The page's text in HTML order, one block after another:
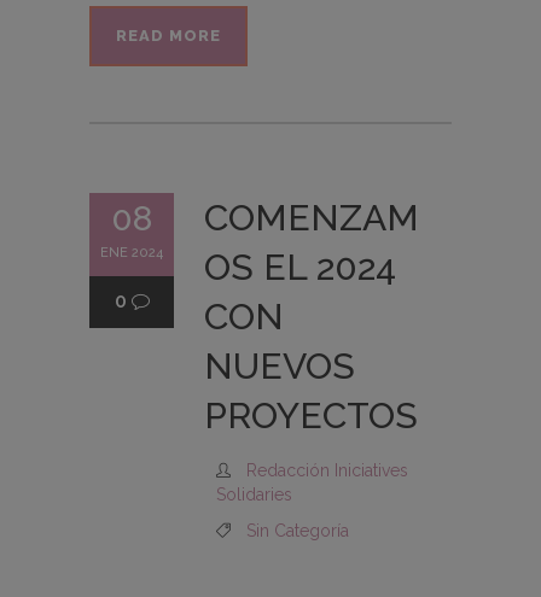
READ MORE
08
ENE 2024
0
COMENZAM
OS EL 2024
CON
NUEVOS
PROYECTOS
Redacción Iniciatives
Solidaries
Sin Categoría